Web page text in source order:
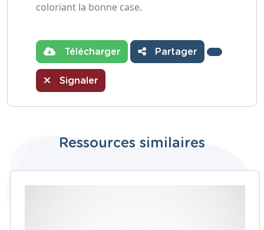
coloriant la bonne case.
Télécharger Partager
Signaler
Ressources similaires